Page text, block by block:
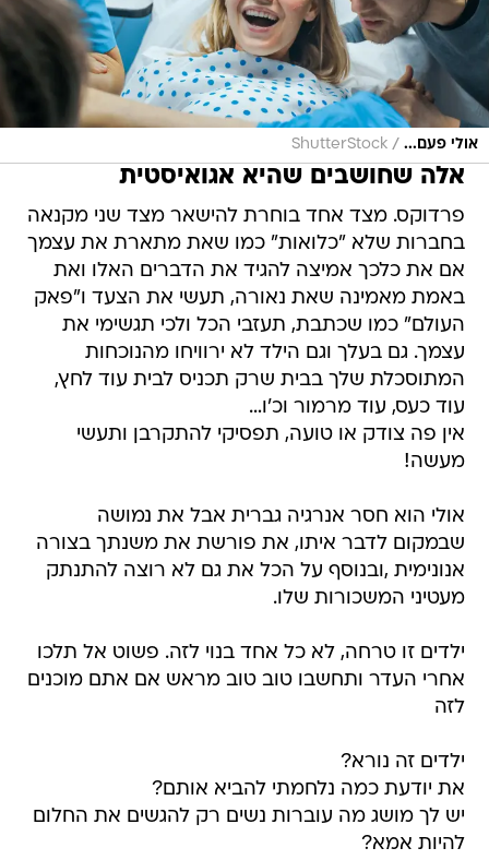
אולי פעם... /
ShutterStock
אלה שחושבים שהיא אגואיסטית
פרדוקס. מצד אחד בוחרת להישאר מצד שני מקנאה
בחברות שלא "כלואות" כמו שאת מתארת את עצמך
אם את כלכך אמיצה להגיד את הדברים האלו ואת
באמת מאמינה שאת נאורה, תעשי את הצעד ו"פאק
העולם" כמו שכתבת, תעזבי הכל ולכי תגשימי את
עצמך. גם בעלך וגם הילד לא ירוויחו מהנוכחות
המתוסכלת שלך בבית שרק תכניס לבית עוד לחץ,
עוד כעס, עוד מרמור וכ'ו…
אין פה צודק או טועה, תפסיקי להתקרבן ותעשי
מעשה!
אולי הוא חסר אנרגיה גברית אבל את נמושה
שבמקום לדבר איתו, את פורשת את משנתך בצורה
אנונימית ,ובנוסף על הכל את גם לא רוצה להתנתק
מעטיני המשכורות שלו.
ילדים זו טרחה, לא כל אחד בנוי לזה. פשוט אל תלכו
אחרי העדר ותחשבו טוב טוב מראש אם אתם מוכנים
לזה
ילדים זה נורא?
את יודעת כמה נלחמתי להביא אותם?
יש לך מושג מה עוברות נשים רק להגשים את החלום
להיות אמא?